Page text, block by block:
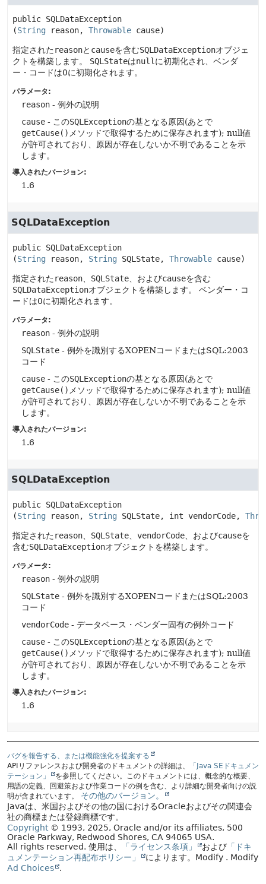
public SQLDataException
(String reason, Throwable cause)
指定された reasonと causeを含むSQLDataExceptionオブジェ
クトを構築します。
SQLStateはnull に初期化され、ベンダ
ー・コードは0に初期化されます。
パラメータ:
reason - 例外の説明
cause - このSQLExceptionの基となる原因(あとで
getCause() メソッドで取得するために保存されます); null値
が許可されており、原因が存在しないか不明であることを示
します。
導入されたバージョン:
1.6
SQLDataException
public SQLDataException
(String reason, String SQLState, Throwable cause)
指定された reason SQLState 、およびcauseを含む
SQLDataExceptionオブジェクトを構築します。
ベンダー・コ
ードは0に初期化されます。
パラメータ:
reason - 例外の説明
SQLState - 例外を識別するXOPENコードまたはSQL:2003
コード
cause - このSQLExceptionの基となる原因(あとで
getCause() メソッドで取得するために保存されます); null値
が許可されており、原因が存在しないか不明であることを示
します。
導入されたバージョン:
1.6
SQLDataException
public SQLDataException
(String reason, String SQLState, int vendorCode,
指定された reason SQLState vendorCode 、およびcauseを
含むSQLDataExceptionオブジェクトを構築します。
パラメータ:
reason - 例外の説明
SQLState - 例外を識別するXOPENコードまたはSQL:2003
コード
vendorCode - データベース・ベンダー固有の例外コード
cause - このSQLExceptionの基となる原因(あとで
getCause() メソッドで取得するために保存されます); null値
が許可されており、原因が存在しないか不明であることを示
します。
導入されたバージョン:
1.6
バグを報告する、または機能強化を提案する
APIリファレンスおよび開発者のドキュメントの詳細は、
「Java SEドキュメン
テーション」
を参照してください。このドキュメントには、概念的な概要、
用語の定義、回避策および作業コードの例を含む、より詳細な開発者向けの説
明が含まれています。
その他のバージョン。
Javaは、米国およびその他の国におけるOracleおよびその関連会
社の商標または登録商標です。
Copyright© 1993, 2025, Oracle and/or its affiliates, 500
Oracle Parkway, Redwood Shores, CA 94065 USA.
All rights reserved. 使用は、 「ライセンス条項」 および 「ドキ
ュメンテーション再配布ポリシー」
によります。 Modify . Modify
Ad Choices
.